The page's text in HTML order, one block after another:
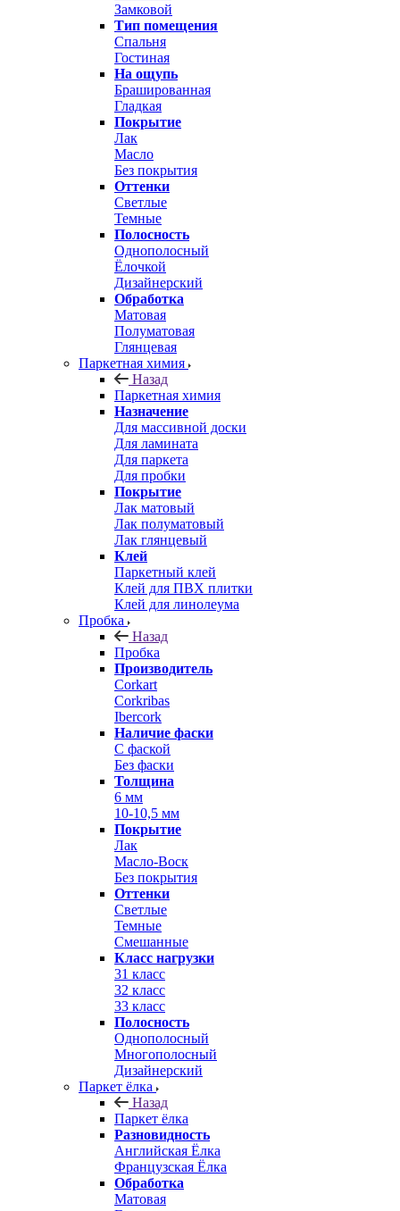
Замковой
Тип помещения
Спальня
Гостиная
На ощупь
Брашированная
Гладкая
Покрытие
Лак
Масло
Без покрытия
Оттенки
Светлые
Темные
Полосность
Однополосный
Ёлочкой
Дизайнерский
Обработка
Матовая
Полуматовая
Глянцевая
Паркетная химия
Назад
Паркетная химия
Назначение
Для массивной доски
Для ламината
Для паркета
Для пробки
Покрытие
Лак матовый
Лак полуматовый
Лак глянцевый
Клей
Паркетный клей
Клей для ПВХ плитки
Клей для линолеума
Пробка
Назад
Пробка
Производитель
Corkart
Corkribas
Ibercork
Наличие фаски
С фаской
Без фаски
Толщина
6 мм
10-10,5 мм
Покрытие
Лак
Масло-Воск
Без покрытия
Оттенки
Светлые
Темные
Смешанные
Класс нагрузки
31 класс
32 класс
33 класс
Полосность
Однополосный
Многополосный
Дизайнерский
Паркет ёлка
Назад
Паркет ёлка
Разновидность
Английская Ёлка
Французская Ёлка
Обработка
Матовая